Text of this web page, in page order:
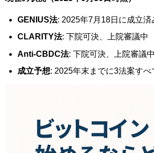
GENIUS法: 2025年7月18日に成立済
CLARITY法: 下院可決、上院審議中
Anti-CBDC法: 下院可決、上院審議中
成立予想: 2025年末までに3法案す